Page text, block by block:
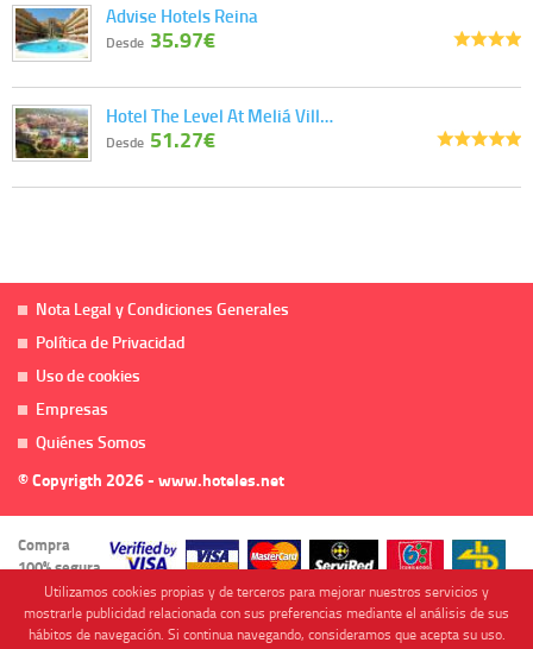
Advise Hotels Reina
Desde 35.97€
Hotel The Level At Meliá Vill…
Desde 51.27€
Nota Legal y Condiciones Generales
Política de Privacidad
Uso de cookies
Empresas
Quiénes Somos
© Copyrigth 2026 - www.hoteles.net
Compra
100% segura
Utilizamos cookies propias y de terceros para mejorar nuestros servicios y
mostrarle publicidad relacionada con sus preferencias mediante el análisis de sus
hábitos de navegación. Si continua navegando, consideramos que acepta su uso.